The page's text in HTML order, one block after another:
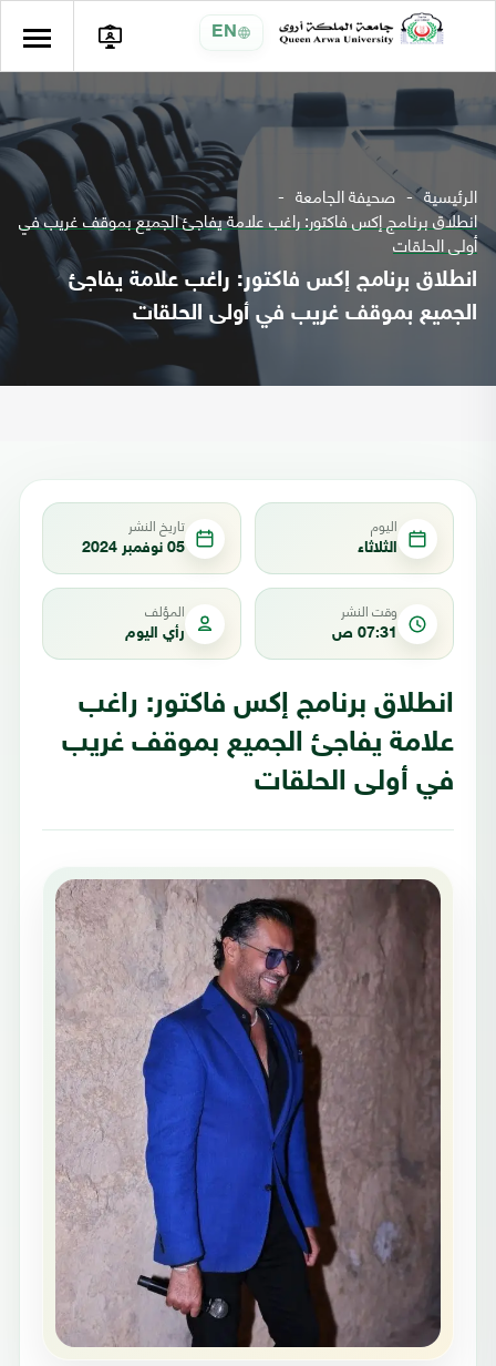
EN
الرئيسية صحيفة الجامعة
انطلاق برنامج إكس فاكتور: راغب علامة يفاجئ الجميع بموقف غريب في
أولى الحلقات
انطلاق برنامج إكس فاكتور: راغب علامة يفاجئ
الجميع بموقف غريب في أولى الحلقات
اليوم
الثلاثاء
تاريخ النشر
05 نوفمبر 2024
وقت النشر
07:31 ص
المؤلف
رأي اليوم
انطلاق برنامج إكس فاكتور: راغب
علامة يفاجئ الجميع بموقف غريب
في أولى الحلقات